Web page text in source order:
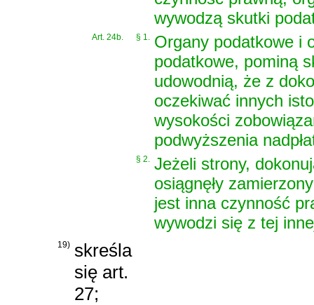
wywodzą skutki
Art. 24b. § 1. Organy podatkowe i
podatkowe, pominą
udowodnią, że z
oczekiwać innych
wysokości
podwyższenia
§ 2. Jeżeli strony,
osiągnęły
jest inna czynność
wywodzi się z tej
19) skreśla
się art.
27;